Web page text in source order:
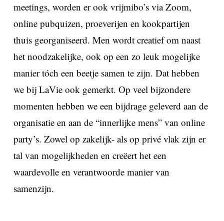
meetings, worden er ook vrijmibo’s via Zoom,
online pubquizen, proeverijen en kookpartijen
thuis georganiseerd. Men wordt creatief om naast
het noodzakelijke, ook op een zo leuk mogelijke
manier tóch een beetje samen te zijn. Dat hebben
we bij LaVie ook gemerkt. Op veel bijzondere
momenten hebben we een bijdrage geleverd aan de
organisatie en aan de “innerlijke mens” van online
party’s. Zowel op zakelijk- als op privé vlak zijn er
tal van mogelijkheden en creëert het een
waardevolle en verantwoorde manier van
samenzijn.